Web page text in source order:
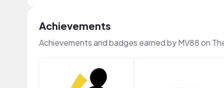
Achievements
Achievements and badges earned by MV88 on